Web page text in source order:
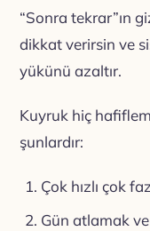
“Sonra tekrar”ın
dikkat verirsin ve
yükünü azaltır.
Kuyruk hiç
şunlardır:
Çok hızlı çok
Gün atlamak